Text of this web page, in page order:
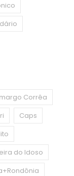
Corrêa
Caps
do Idoso